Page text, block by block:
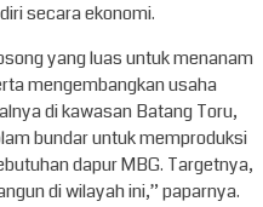
secara ekonomi.
yang luas untuk menanam
mengembangkan usaha
di kawasan Batang Toru,
bundar untuk memproduksi
dapur MBG. Targetnya,
di wilayah ini,” paparnya.